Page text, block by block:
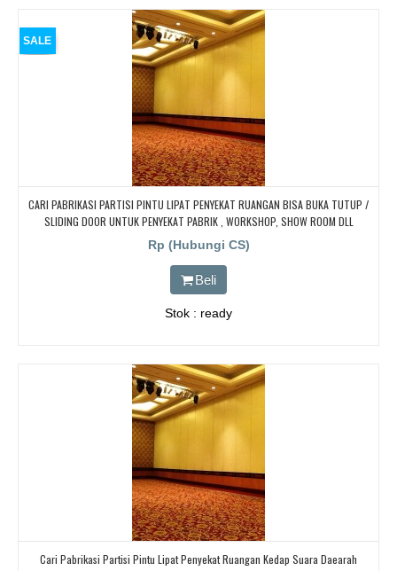
SALE
CARI PABRIKASI PARTISI PINTU LIPAT PENYEKAT RUANGAN BISA BUKA TUTUP /
SLIDING DOOR UNTUK PENYEKAT PABRIK , WORKSHOP, SHOW ROOM DLL
Rp (Hubungi CS)
Beli
Stok : ready
Cari Pabrikasi Partisi Pintu Lipat Penyekat Ruangan Kedap Suara Daearah